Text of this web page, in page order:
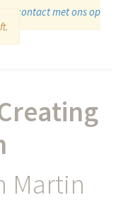
contact met ons op
Martin